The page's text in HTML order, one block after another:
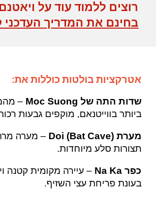
רוצים ללמוד עוד על
בחינם את המדריך העדכני
אטרקציות בולטות כוללות את:
שדות התה של Moc Suong
–
ביותר בווייטנאם, מוקפים גבעות
מערת Doi (Bat Cave)
– מערה
תצורות סלע מיוחדות.
כפר Na Ka
– עיירה מקומית קטנה
בעונת פריחת עצי השזיף.